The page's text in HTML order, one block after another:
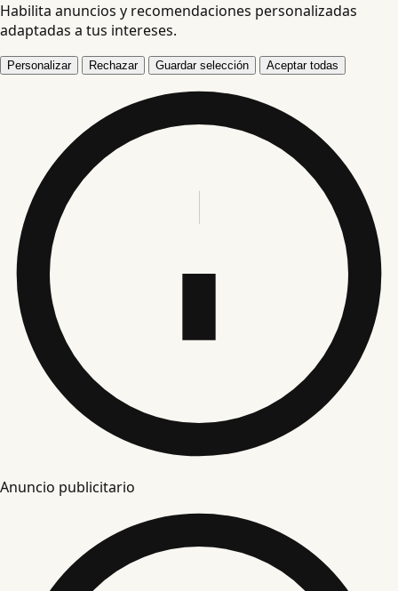
Habilita anuncios y recomendaciones personalizadas
adaptadas a tus intereses.
Personalizar Rechazar Guardar selección Aceptar todas
Anuncio publicitario